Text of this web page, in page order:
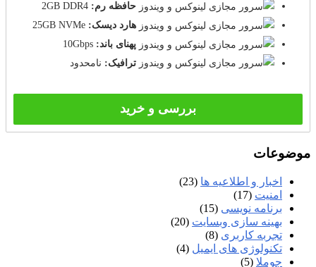
حافظه رم:
هارد دیسک:
پهنای باند:
ترافیک: نامحدود
بررسی و خرید
موضوعات
اخبار و اطلاعیه ها (23)
امنیت (17)
برنامه نویسی (15)
بهینه سازی وبسایت (20)
تجربه کاربری (8)
تکنولوژی های ایمیل (4)
جوملا (5)